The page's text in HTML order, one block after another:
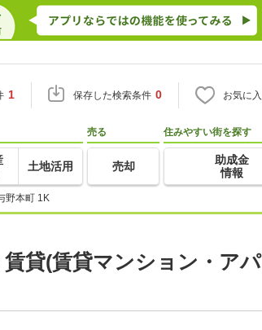
1 保存した検索条件 0 お気に入
土地活用
売る
売却
住みやすい街を探す
助成金
情報
野本町 1K
貸(賃貸マンション・ア